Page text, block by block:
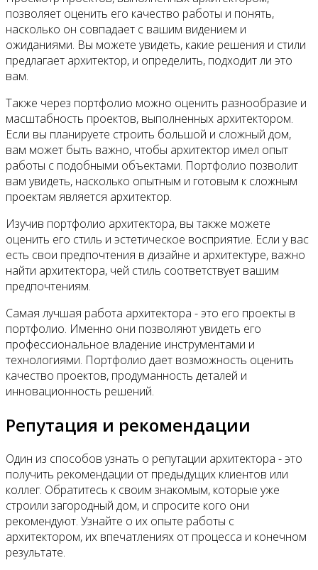
позволяет оценить его качество работы и понять,
насколько он совпадает с вашим видением и
ожиданиями. Вы можете увидеть, какие решения и стили
предлагает архитектор, и определить, подходит ли это
вам.
Также через портфолио можно оценить разнообразие и
масштабность проектов, выполненных архитектором.
Если вы планируете строить большой и сложный дом,
вам может быть важно, чтобы архитектор имел опыт
работы с подобными объектами. Портфолио позволит
вам увидеть, насколько опытным и готовым к сложным
проектам является архитектор.
Изучив портфолио архитектора, вы также можете
оценить его стиль и эстетическое восприятие. Если у вас
есть свои предпочтения в дизайне и архитектуре, важно
найти архитектора, чей стиль соответствует вашим
предпочтениям.
Самая лучшая работа архитектора - это его проекты в
портфолио. Именно они позволяют увидеть его
профессиональное владение инструментами и
технологиями. Портфолио дает возможность оценить
качество проектов, продуманность деталей и
инновационность решений.
Репутация и рекомендации
Один из способов узнать о репутации архитектора - это
получить рекомендации от предыдущих клиентов или
коллег. Обратитесь к своим знакомым, которые уже
строили загородный дом, и спросите кого они
рекомендуют. Узнайте о их опыте работы с
архитектором, их впечатлениях от процесса и конечном
результате.